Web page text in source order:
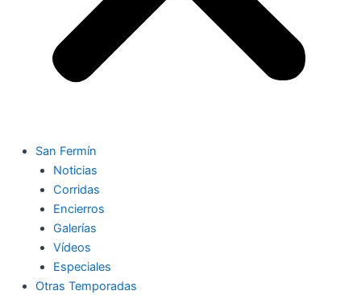
San Fermín
Noticias
Corridas
Encierros
Galerías
Vídeos
Especiales
Otras Temporadas